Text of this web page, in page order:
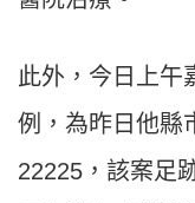
此外，今日上午
例，為昨日他縣
22225，該案足